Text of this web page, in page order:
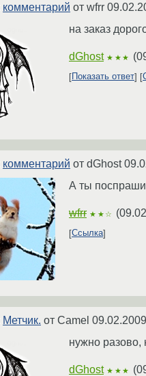
комментарий от wfrr
на заказ
dGhost ★★★ (
Показать ответ
комментарий от dGhost
А ты
wfrr ★★☆ (
Ссылка
Метчик. от Camel
нужно разово,
dGhost ★★★ (